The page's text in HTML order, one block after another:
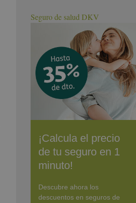
Seguro de salud DKV
¡Calcula el precio
de tu seguro en 1
minuto!
Descubre ahora los
descuentos en seguros de